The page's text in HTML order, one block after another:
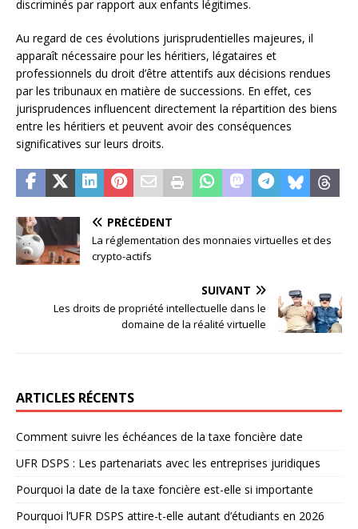
discriminés par rapport aux enfants légitimes.
Au regard de ces évolutions jurisprudentielles majeures, il
apparaît nécessaire pour les héritiers, légataires et
professionnels du droit d’être attentifs aux décisions rendues
par les tribunaux en matière de successions. En effet, ces
jurisprudences influencent directement la répartition des biens
entre les héritiers et peuvent avoir des conséquences
significatives sur leurs droits.
PRÉCÉDENT
La réglementation des monnaies virtuelles et des
crypto-actifs
SUIVANT
Les droits de propriété intellectuelle dans le
domaine de la réalité virtuelle
ARTICLES RÉCENTS
Comment suivre les échéances de la taxe foncière date
UFR DSPS : Les partenariats avec les entreprises juridiques
Pourquoi la date de la taxe foncière est-elle si importante
Pourquoi l’UFR DSPS attire-t-elle autant d’étudiants en 2026